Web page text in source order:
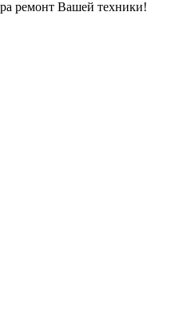
ремонт Вашей техники!